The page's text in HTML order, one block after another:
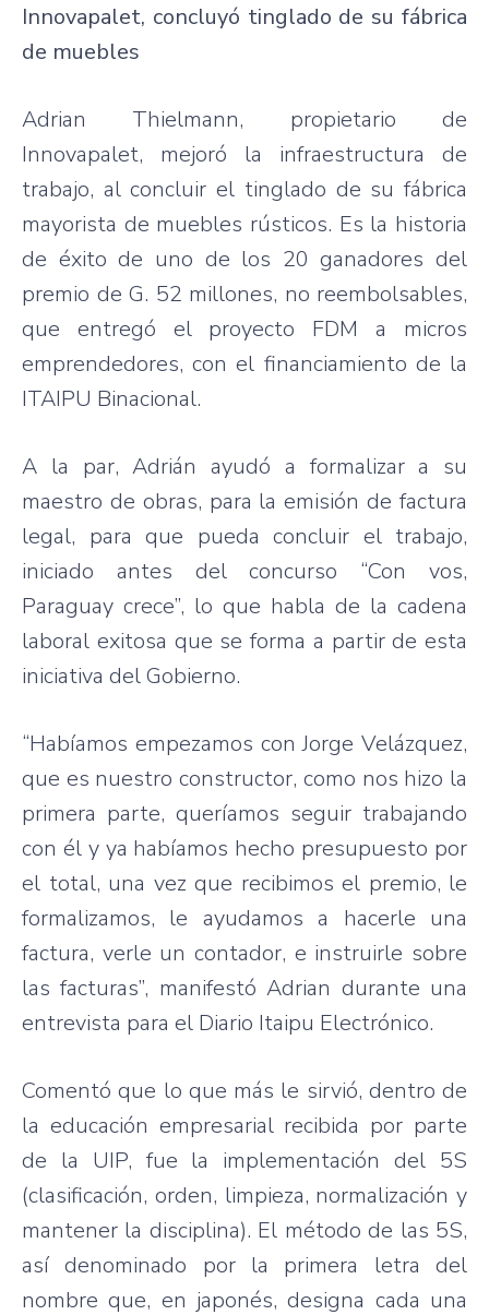
Innovapalet, concluyó tinglado de su fábrica
de muebles
Adrian Thielmann, propietario de
Innovapalet, mejoró la infraestructura de
trabajo, al concluir el tinglado de su fábrica
mayorista de muebles rústicos. Es la historia
de éxito de uno de los 20 ganadores del
premio de G. 52 millones, no reembolsables,
que entregó el proyecto FDM a micros
emprendedores, con el financiamiento de la
ITAIPU Binacional.
A la par, Adrián ayudó a formalizar a su
maestro de obras, para la emisión de factura
legal, para que pueda concluir el trabajo,
iniciado antes del concurso “Con vos,
Paraguay crece”, lo que habla de la cadena
laboral exitosa que se forma a partir de esta
iniciativa del Gobierno.
“Habíamos empezamos con Jorge Velázquez,
que es nuestro constructor, como nos hizo la
primera parte, queríamos seguir trabajando
con él y ya habíamos hecho presupuesto por
el total, una vez que recibimos el premio, le
formalizamos, le ayudamos a hacerle una
factura, verle un contador, e instruirle sobre
las facturas”, manifestó Adrian durante una
entrevista para el Diario Itaipu Electrónico.
Comentó que lo que más le sirvió, dentro de
la educación empresarial recibida por parte
de la UIP, fue la implementación del 5S
(clasificación, orden, limpieza, normalización y
mantener la disciplina). El método de las 5S,
así denominado por la primera letra del
nombre que, en japonés, designa cada una